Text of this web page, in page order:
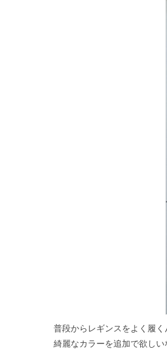
普段からレギンスをよく履く
綺麗なカラーを追加で欲し